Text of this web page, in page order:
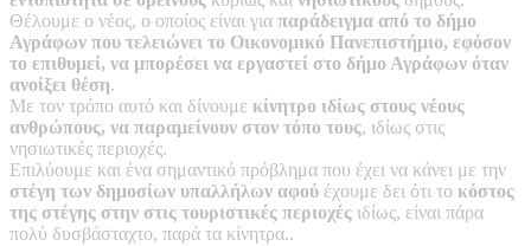
Θέλουμε ο νέος, ο οποίος είναι για παράδειγμα από το δήμο
Αγράφων που τελειώνει το Οικονομικό Πανεπιστήμιο, εφόσον
το επιθυμεί, να μπορέσει να εργαστεί στο δήμο Αγράφων όταν
ανοίξει θέση.
Με τον τρόπο αυτό και δίνουμε κίνητρο ιδίως στους νέους
ανθρώπους, να παραμείνουν στον τόπο τους, ιδίως στις
νησιωτικές περιοχές.
Επιλύουμε και ένα σημαντικό πρόβλημα που έχει να κάνει με την
στέγη των δημοσίων υπαλλήλων αφού έχουμε δει ότι το κόστος
της στέγης στην στις τουριστικές περιοχές ιδίως, είναι πάρα
πολύ δυσβάσταχτο, παρά τα κίνητρα..